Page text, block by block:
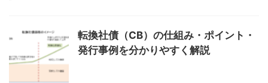
転換社債（CB）の仕組み・ポイント・
発行事例を分かりやすく解説